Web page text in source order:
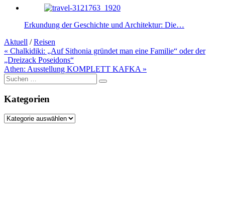
Erkundung der Geschichte und Architektur: Die…
Aktuell /Reisen
Beitragsnavigation
« Chalkidiki: „Auf Sithonia gründet man eine Familie“ oder der
„Dreizack Poseidons“
Athen: Ausstellung KOMPLETT KAFKA »
Suche
nach:
Kategorien
Kategorien